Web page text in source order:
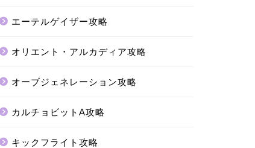
エーテルゲイザー攻略
オリエント・アルカディア攻略
オーブジェネレーション攻略
カルチョビットA攻略
キックフライト攻略